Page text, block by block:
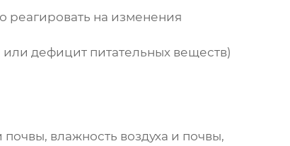
реагировать на изменения
дефицит питательных веществ)
влажность воздуха и почвы,